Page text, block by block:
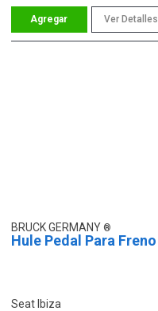
Ver Detalles
BRUCK GERMANY
Hule Pedal Para Freno
Seat Ibiza